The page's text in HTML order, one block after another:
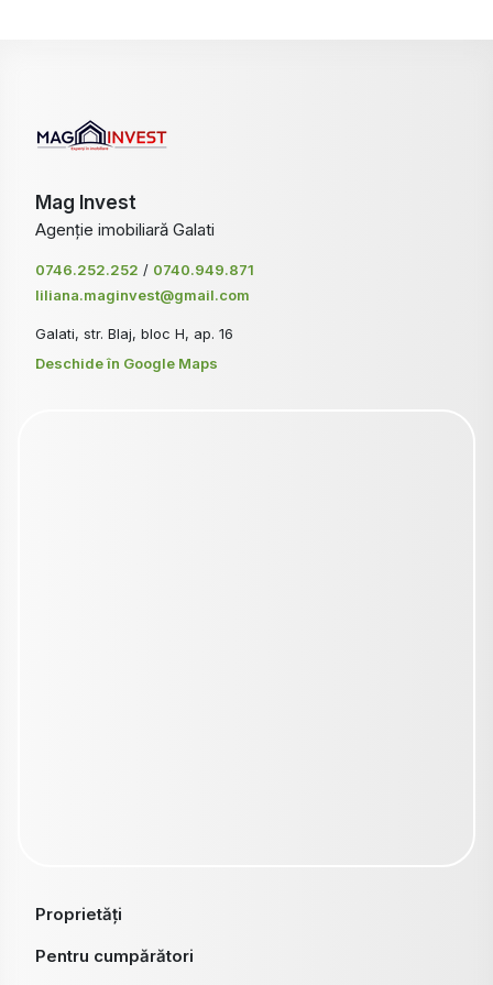
Mag Invest
Agenție imobiliară Galati
0746.252.252 / 0740.949.871
liliana.maginvest@gmail.com
Galati, str. Blaj, bloc H, ap. 16
Deschide în Google Maps
Proprietăți
Pentru cumpărători